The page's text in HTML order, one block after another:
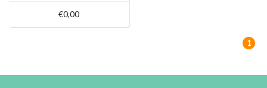
€0,00
1